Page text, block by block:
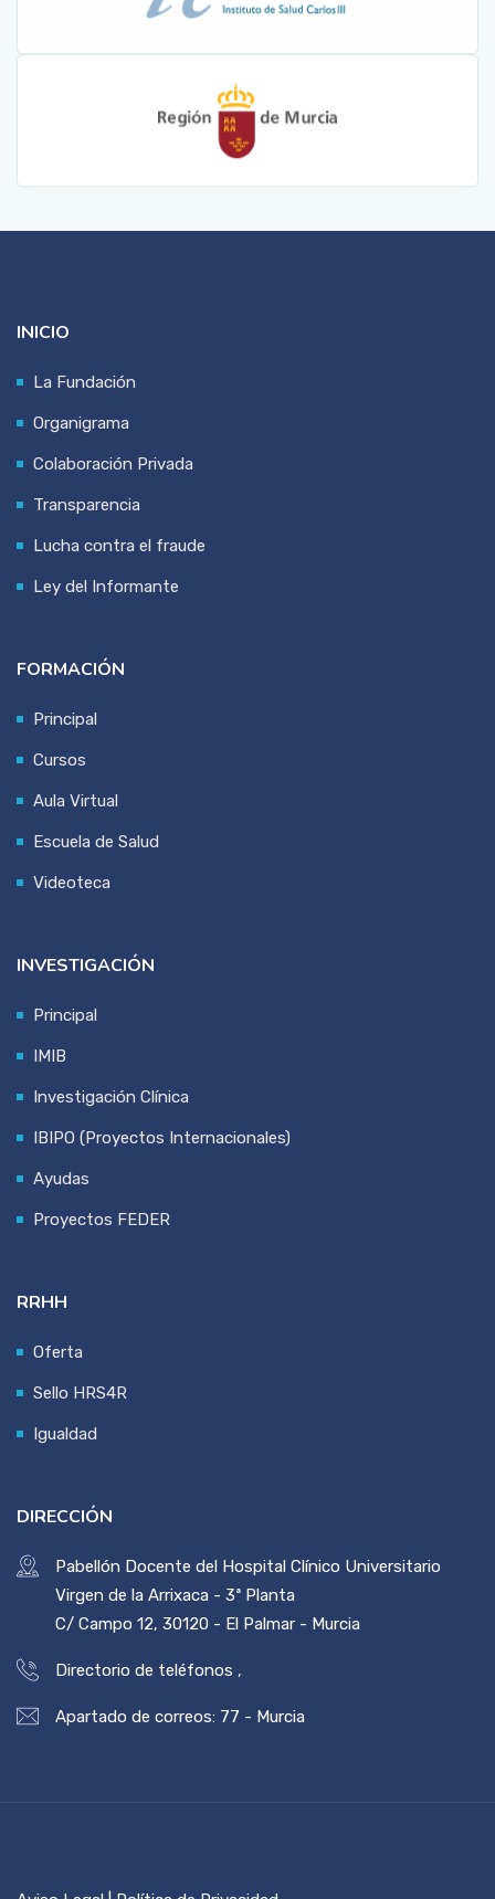
INICIO
La Fundación
Organigrama
Colaboración Privada
Transparencia
Lucha contra el fraude
Ley del Informante
FORMACIÓN
Principal
Cursos
Aula Virtual
Escuela de Salud
Videoteca
INVESTIGACIÓN
Principal
IMIB
Investigación Clínica
IBIPO (Proyectos Internacionales)
Ayudas
Proyectos FEDER
RRHH
Oferta
Sello HRS4R
Igualdad
DIRECCIÓN
Pabellón Docente del Hospital Clínico Universitario
Virgen de la Arrixaca - 3ª Planta
C/ Campo 12, 30120 - El Palmar - Murcia
Directorio de teléfonos ,
Apartado de correos: 77 - Murcia